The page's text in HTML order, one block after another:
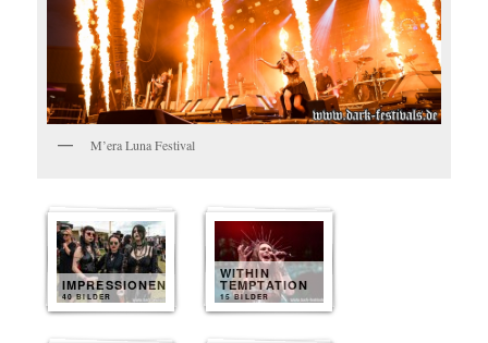
M’era Luna Festival
IMPRESSIONEN
40 BILDER
WITHIN
TEMPTATION
15 BILDER